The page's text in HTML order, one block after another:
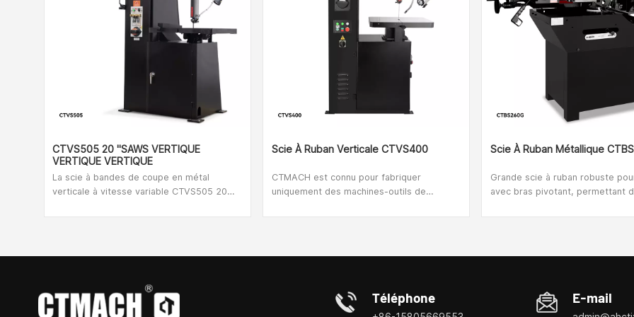
CTVS505 20 "SAWS VERTIQUE
VERTIQUE VERTIQUE
La scie à bandes de coupe en métal
verticale à vitesse variable CTVS505 20
coupe en métal, voire à une production
contrôle de la lame à vitesse variable est
disponible avec un tour de poignée, vous
Scie À Ruban Verticale CTVS400
CTMACH est connu pour fabriquer
uniquement des machines-outils de
Notre gamme de produits comprend des
Scie À Ruban Métallique
Grande scie à ruban robuste
avec bras pivotant, permettant
matériau coupé et sous
Téléphone E-mail